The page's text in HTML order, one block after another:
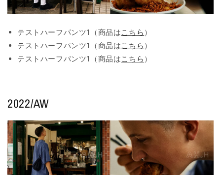
テストハーフパンツ1（商品はこちら ）
テストハーフパンツ1（商品はこちら ）
テストハーフパンツ1（商品はこちら ）
2022/AW